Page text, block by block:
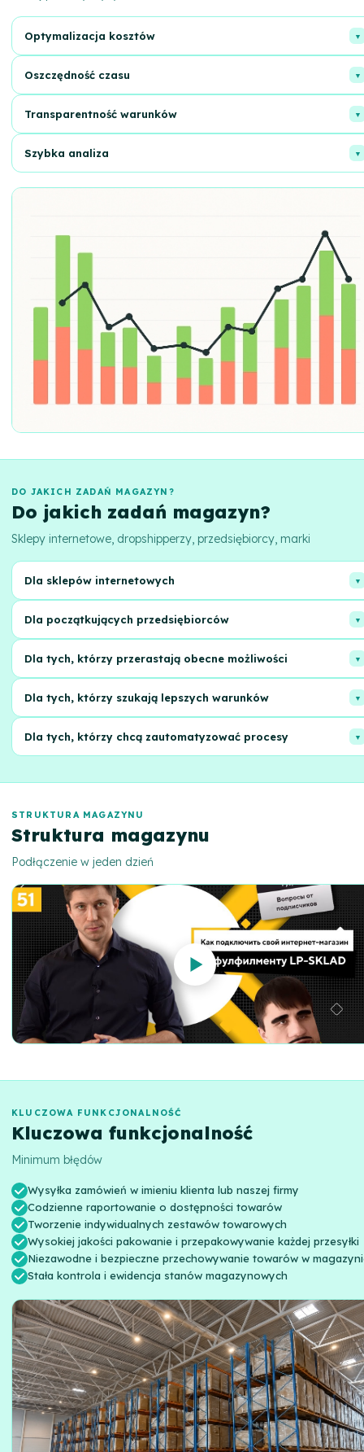
Optymalizacja kosztów
Oszczędność czasu
Transparentność warunków
Szybka analiza
DO JAKICH ZADAŃ MAGAZYN?
Do jakich zadań magazyn?
Sklepy internetowe, dropshipperzy, przedsiębiorcy, marki
Dla sklepów internetowych
skupić się na sprzedaży, a nie na pakowaniu i dostawie.
Dla początkujących przedsiębiorców
przetwarzania zamówień i wysyłki towarów, abyś mógł szybko
zacząć.
Dla tych, którzy przerastają obecne możliwości
personel nie radzi sobie z ilością zamówień.
Dla tych, którzy szukają lepszych warunków
operatorów, aby znaleźć najkorzystniejszą ofertę.
Dla tych, którzy chcą zautomatyzować procesy
optymalizacji Twojej pracy z zamówieniami.
STRUKTURA MAGAZYNU
Struktura magazynu
Podłączenie w jeden dzień
KLUCZOWA FUNKCJONALNOŚĆ
Kluczowa funkcjonalność
Minimum błędów
Wysyłka zamówień w imieniu klienta lub naszej firmy
Codzienne raportowanie o dostępności towarów
Tworzenie indywidualnych zestawów towarowych
Wysokiej jakości pakowanie i przepakowywanie każdej przesyłki
Niezawodne i bezpieczne przechowywanie towarów w
Stała kontrola i ewidencja stanów magazynowych